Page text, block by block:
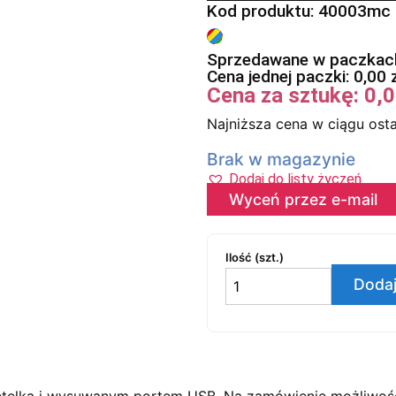
Kod produktu: 40003mc
Sprzedawane w
Cena jednej paczki: 0,00
Cena za sztukę:
Najniższa cena w ciągu
Brak w magazynie
Dodaj do listy życzeń
Wyceń przez e-mail
Ilość (szt.)